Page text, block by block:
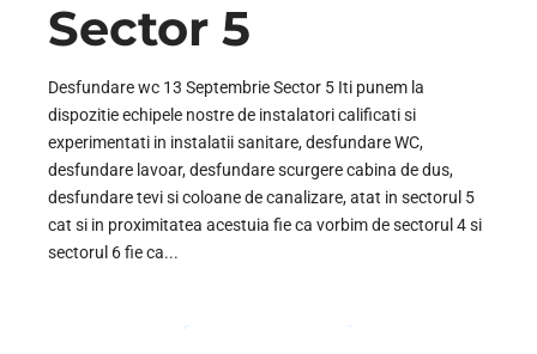
Sector 5
Desfundare wc 13 Septembrie Sector 5 Iti punem la
dispozitie echipele nostre de instalatori calificati si
experimentati in instalatii sanitare, desfundare WC,
desfundare lavoar, desfundare scurgere cabina de dus,
desfundare tevi si coloane de canalizare, atat in sectorul 5
cat si in proximitatea acestuia fie ca vorbim de sectorul 4 si
sectorul 6 fie ca...